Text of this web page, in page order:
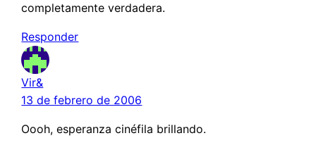
completamente verdadera.
Responder
Vir&
13 de febrero de 2006
Oooh, esperanza cinéfila brillando.